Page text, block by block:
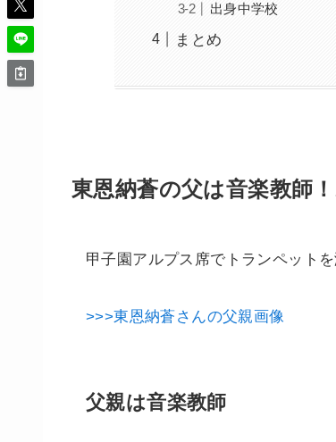
出身中学校
まとめ
東恩納蒼の父は音楽教師
甲子園アルプス席でトランペット
>>>東恩納蒼さんの父親画像
父親は音楽教師